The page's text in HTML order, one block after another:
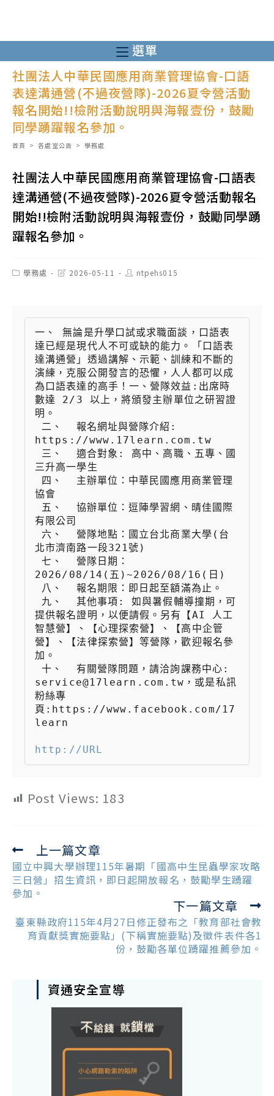
至
主
要
內
容
選單
社團法人中華民國應用商業管理協會-口語
表達溝通營(不過夜營隊)-2026夏令營活動
報名開始!!檢附活動說明與海報壹份，鼓勵
同學踴躍報名參加。
首頁 > 各處室公告 > 學務處
社團法人中華民國應用商業管理協會-口語表
達溝通營(不過夜營隊)-2026夏令營活動報名
開始!!檢附活動說明與海報壹份，鼓勵同學踴
躍報名參加。
Post學務處
Post2026-05-11
Post
author:
ntpehs015
一、 無論是升學口試或求職面談，口語表
達已經是現代人不可或缺的能力。「口語表
達溝通營」透過講解、示範、訓練和不斷的
演練，克服公開發言的恐懼，人人都可以成
為口語表達的高手！一、營隊效益:出席時
數達 2/3 以上，將頒發主辦單位之研習證
明。
https://www.17learn.com.tw
三升高一學生
協會
有限公司
北市濟南路一段321號)
七、  營隊日期：
2026/08/14(五)~2026/08/16(日)
提供報名證明，以便請假。另有【AI 人工
智慧營】、【心理探索營】、【高中企管
營】、【法律探索營】等營隊，歡迎報名參
加。
十、  有關營隊問題，請洽詢課務中心:
service@17learn.com.tw，或是私訊
粉絲專
頁:https://www.facebook.com/17
learn
http://URL
Post Views: 183
Read
more
articles
上一篇文章
國立中興大學辦理115年暑期「國高中生昆蟲學家攻略
三日營」招生資訊，即日起開放報名，鼓勵學生踴躍
參加。
下一篇文章
臺東縣政府115年4月27日修正發布之「教育部社會教
育貢獻獎實施要點」(下稱實施要點)及徵件表件各1
份，鼓勵各單位踴躍推薦參加。
資通安全宣導